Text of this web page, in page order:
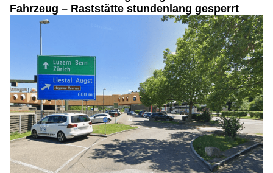
Fahrzeug – Raststätte stundenlang gesperrt